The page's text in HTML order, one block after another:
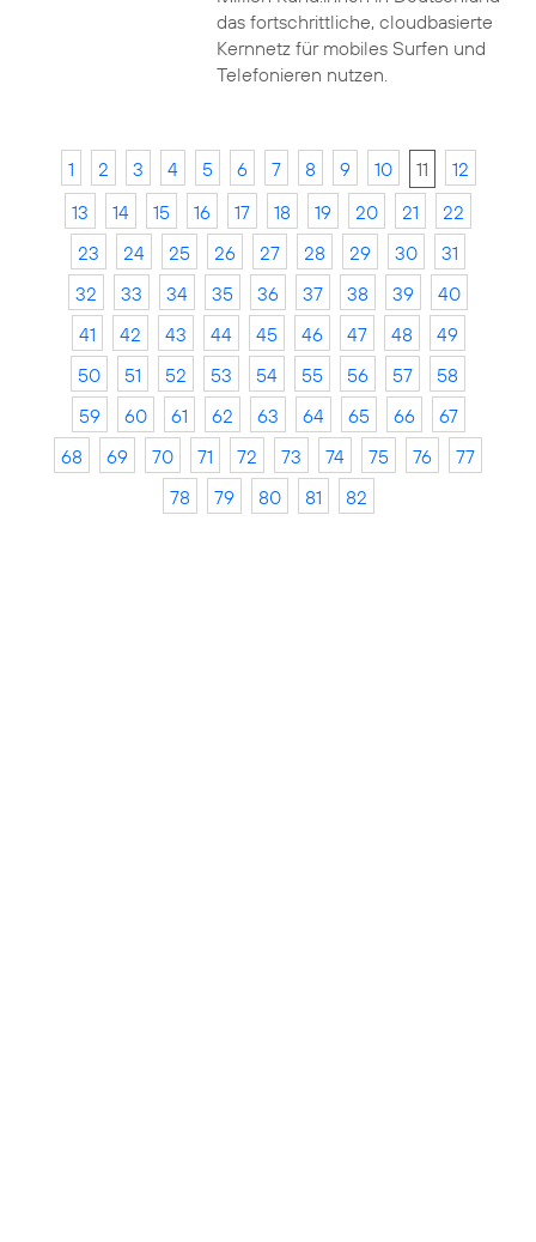
das fortschrittliche, cloudbasierte
Kernnetz für mobiles Surfen und
Telefonieren nutzen.
1 2 3 4 5 6 7 8 9 10 11
12
13
14 15 16 17 18 19 20 21
22
23
24 25 26 27 28 29 30
31
32
33 34 35 36 37 38 39
40
41
42 43 44 45 46 47 48
49
50
51 52 53 54 55 56 57
58
59
60 61 62 63 64 65 66
67
68
69 70 71 72 73 74 75 76
77
78
79 80 81 82